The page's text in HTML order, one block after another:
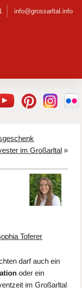
info@grossarltal.info
im Großarltal »
Toferer
darf auch ein
oder ein
im Großarltal